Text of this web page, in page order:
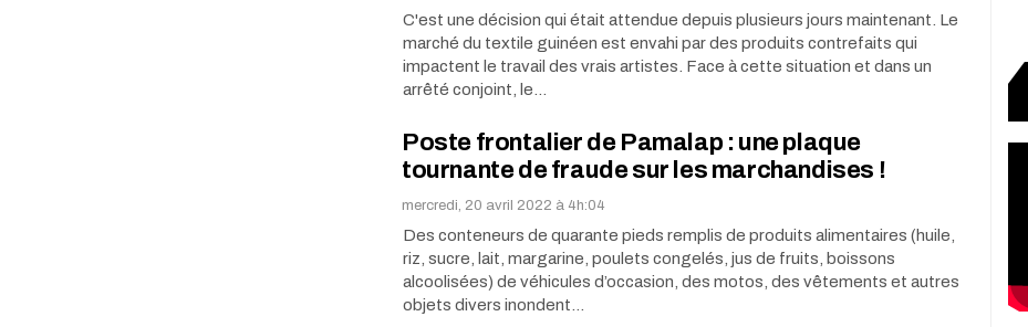
C'est une décision qui était attendue depuis plusieurs jours maintenant. Le
marché du textile guinéen est envahi par des produits contrefaits qui
impactent le travail des vrais artistes. Face à cette situation et dans un
arrêté conjoint, le…
Poste frontalier de Pamalap : une plaque
tournante de fraude sur les marchandises !
mercredi, 20 avril 2022 à 4h:04
Des conteneurs de quarante pieds remplis de produits alimentaires (huile,
riz, sucre, lait, margarine, poulets congelés, jus de fruits, boissons
alcoolisées) de véhicules d’occasion, des motos, des vêtements et autres
objets divers inondent…